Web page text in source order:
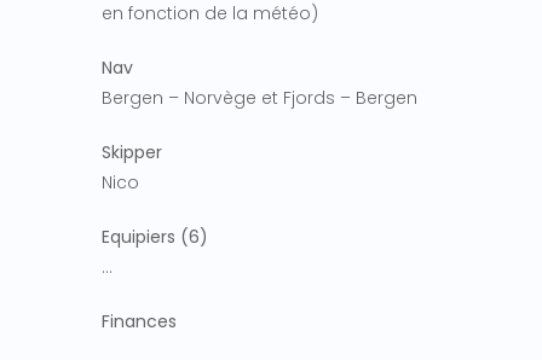
en fonction de la météo)
Nav
Bergen – Norvège et Fjords – Bergen
Skipper
Nico
Equipiers (6)
…
Finances